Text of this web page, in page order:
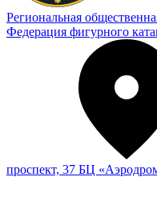
Региональная
Федерация фигурного
проспект, 37 БЦ